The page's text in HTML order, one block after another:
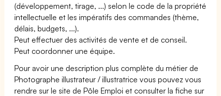
(développement, tirage, ...) selon le code de la propriété
intellectuelle et les impératifs des commandes (thème,
délais, budgets, ...).
Peut effectuer des activités de vente et de conseil.
Peut coordonner une équipe.
Pour avoir une description plus complète du métier de
Photographe illustrateur / illustratrice vous pouvez vous
rendre sur le site de Pôle Emploi et consulter la fiche sur